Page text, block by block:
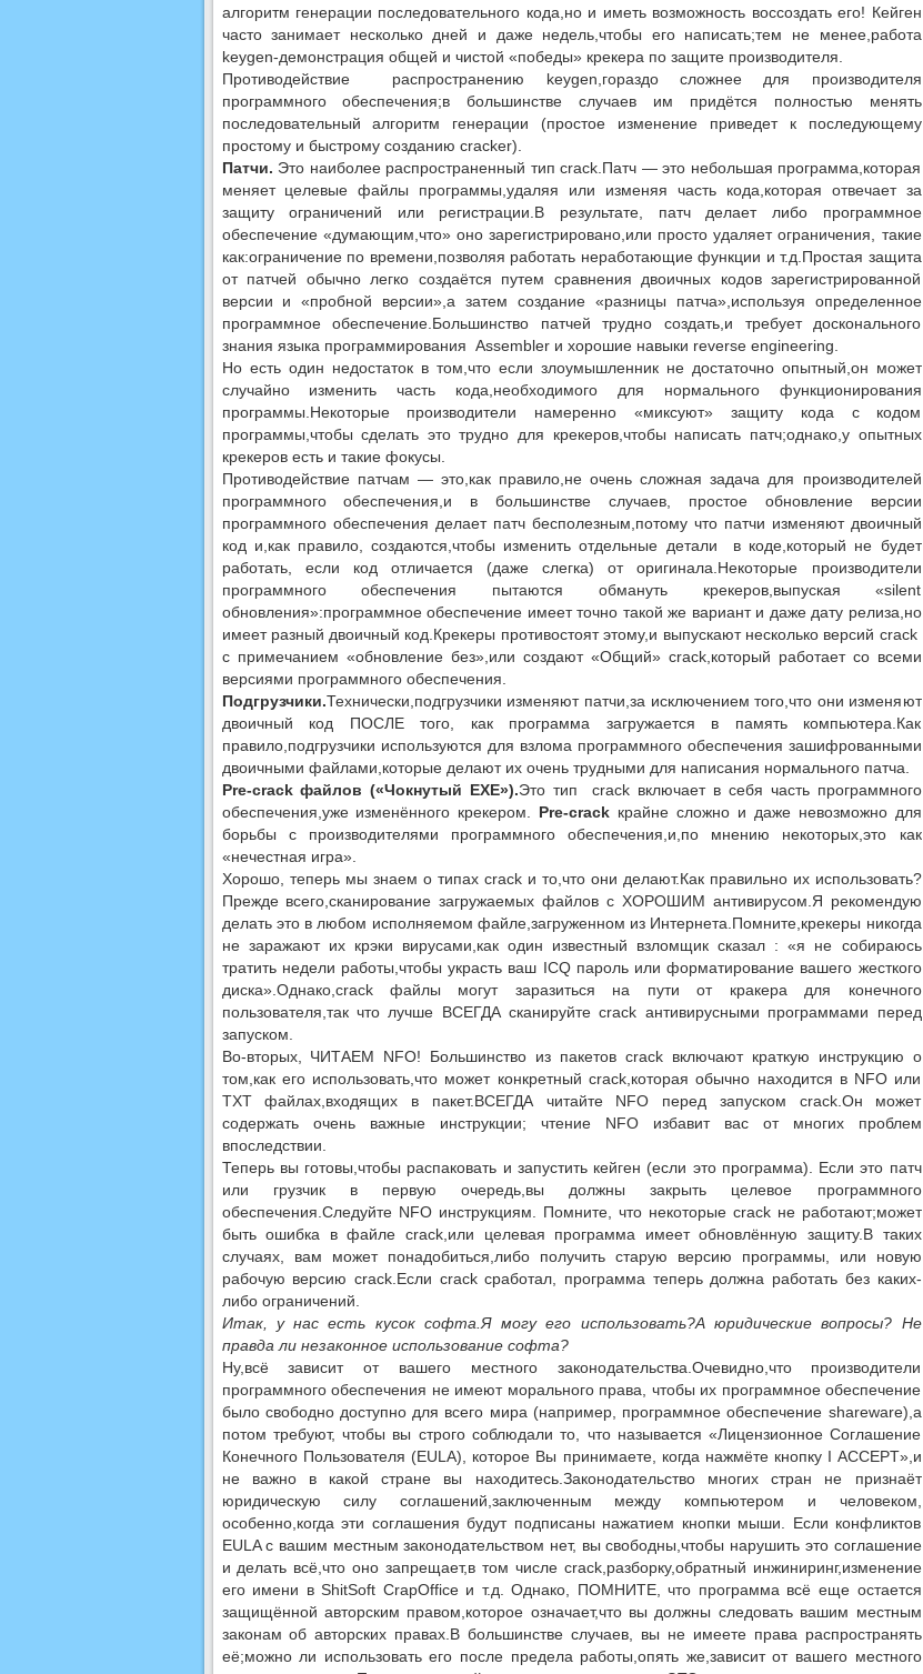
алгоритм генерации последовательного кода,но и иметь возможность воссоздать его! Кейген
часто занимает несколько дней и даже недель,чтобы его написать;тем не менее,работа
keygen-демонстрация общей и чистой «победы» крекера по защите производителя.
Противодействие распространению keygen,гораздо сложнее для производителя
программного обеспечения;в большинстве случаев им придётся полностью менять
последовательный алгоритм генерации (простое изменение приведет к последующему
простому и быстрому созданию cracker).
Патчи. Это наиболее распространенный тип crack.Патч — это небольшая программа,которая
меняет целевые файлы программы,удаляя или изменяя часть кода,которая отвечает за
защиту ограничений или регистрации.В результате, патч делает либо программное
обеспечение «думающим,что» оно зарегистрировано,или просто удаляет ограничения, такие
как:ограничение по времени,позволяя работать неработающие функции и т.д.Простая защита
от патчей обычно легко создаётся путем сравнения двоичных кодов зарегистрированной
версии и «пробной версии»,а затем создание «разницы патча»,используя определенное
программное обеспечение.Большинство патчей трудно создать,и требует досконального
знания языка программирования Assembler и хорошие навыки reverse engineering.
Но есть один недостаток в том,что если злоумышленник не достаточно опытный,он может
случайно изменить часть кода,необходимого для нормального функционирования
программы.Некоторые производители намеренно «миксуют» защиту кода с кодом
программы,чтобы сделать это трудно для крекеров,чтобы написать патч;однако,у опытных
крекеров есть и такие фокусы.
Противодействие патчам — это,как правило,не очень сложная задача для производителей
программного обеспечения,и в большинстве случаев, простое обновление версии
программного обеспечения делает патч бесполезным,потому что патчи изменяют двоичный
код и,как правило, создаются,чтобы изменить отдельные детали в коде,который не будет
работать, если код отличается (даже слегка) от оригинала.Некоторые производители
программного обеспечения пытаются обмануть крекеров,выпуская «silent
обновления»:программное обеспечение имеет точно такой же вариант и даже дату релиза,но
имеет разный двоичный код.Крекеры противостоят этому,и выпускают несколько версий crack
с примечанием «обновление без»,или создают «Общий» crack,который работает со всеми
версиями программного обеспечения.
Подгрузчики.Технически,подгрузчики изменяют патчи,за исключением того,что они изменяют
двоичный код ПОСЛЕ того, как программа загружается в память компьютера.Как
правило,подгрузчики используются для взлома программного обеспечения зашифрованными
двоичными файлами,которые делают их очень трудными для написания нормального патча.
Pre-crack файлов («Чокнутый EXE»).Это тип crack включает в себя часть программного
обеспечения,уже изменённого крекером. Pre-crack крайне сложно и даже невозможно для
борьбы с производителями программного обеспечения,и,по мнению некоторых,это как
«нечестная игра».
Хорошо, теперь мы знаем о типах crack и то,что они делают.Как правильно их использовать?
Прежде всего,сканирование загружаемых файлов с ХОРОШИМ антивирусом.Я рекомендую
делать это в любом исполняемом файле,загруженном из Интернета.Помните,крекеры никогда
не заражают их крэки вирусами,как один известный взломщик сказал : «я не собираюсь
тратить недели работы,чтобы украсть ваш ICQ пароль или форматирование вашего жесткого
диска».Однако,crack файлы могут заразиться на пути от кракера для конечного
пользователя,так что лучше ВСЕГДА сканируйте crack антивирусными программами перед
запуском.
Во-вторых, ЧИТАЕМ NFO! Большинство из пакетов crack включают краткую инструкцию о
том,как его использовать,что может конкретный crack,которая обычно находится в NFO или
TXT файлах,входящих в пакет.ВСЕГДА читайте NFO перед запуском crack.Он может
содержать очень важные инструкции; чтение NFO избавит вас от многих проблем
впоследствии.
Теперь вы готовы,чтобы распаковать и запустить кейген (если это программа). Если это патч
или грузчик в первую очередь,вы должны закрыть целевое программного
обеспечения.Следуйте NFO инструкциям. Помните, что некоторые crack не работают;может
быть ошибка в файле crack,или целевая программа имеет обновлённую защиту.В таких
случаях, вам может понадобиться,либо получить старую версию программы, или новую
рабочую версию crack.Если crack сработал, программа теперь должна работать без каких-
либо ограничений.
Итак, у нас есть кусок софта.Я могу его использовать?А юридические вопросы? Не
правда ли незаконное использование софта?
Ну,всё зависит от вашего местного законодательства.Очевидно,что производители
программного обеспечения не имеют морального права, чтобы их программное обеспечение
было свободно доступно для всего мира (например, программное обеспечение shareware),а
потом требуют, чтобы вы строго соблюдали то, что называется «Лицензионное Соглашение
Конечного Пользователя (EULA), которое Вы принимаете, когда нажмёте кнопку I ACCEPT»,и
не важно в какой стране вы находитесь.Законодательство многих стран не признаёт
юридическую силу соглашений,заключенным между компьютером и человеком,
особенно,когда эти соглашения будут подписаны нажатием кнопки мыши. Если конфликтов
EULA с вашим местным законодательством нет, вы свободны,чтобы нарушить это соглашение
и делать всё,что оно запрещает,в том числе crack,разборку,обратный инжиниринг,изменение
его имени в ShitSoft CrapOffice и т.д. Однако, ПОМНИТЕ, что программа всё еще остается
защищённой авторским правом,которое означает,что вы должны следовать вашим местным
законам об авторских правах.В большинстве случаев, вы не имеете права распространять
её;можно ли использовать его после предела работы,опять же,зависит от вашего местного